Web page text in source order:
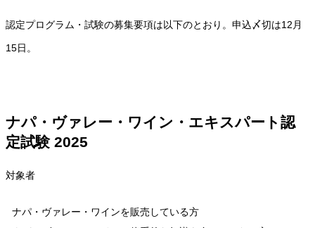
認定プログラム・試験の募集要項は以下のとおり。申込〆切は12月
15日。
ナパ・ヴァレー・ワイン・エキスパート認
定試験 2025
対象者
ナパ・ヴァレー・ワインを販売している方